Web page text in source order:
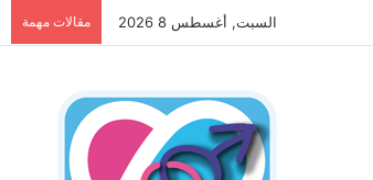
السبت, أغسطس 8 2026 مقالات مهمة